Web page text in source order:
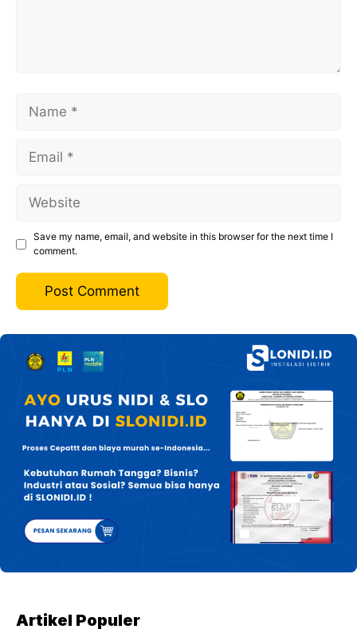
Save my name, email, and website in this browser for the next time I
comment.
Artikel Populer